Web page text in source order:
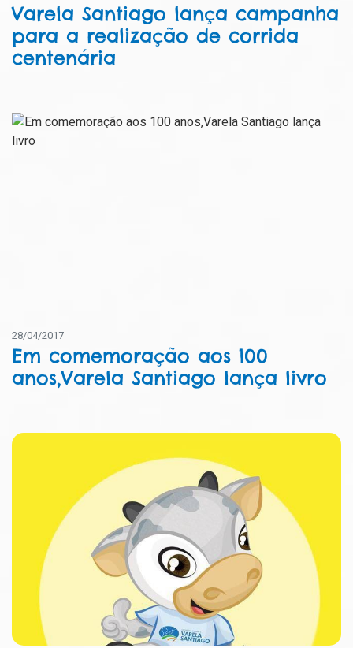
Varela Santiago lança campanha
para a realização de corrida
centenária
28/04/2017
Em comemoração aos 100
anos,Varela Santiago lança livro